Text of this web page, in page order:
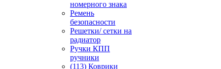
номерного знака
Ремень
безопасности
Решетки/ сетки на
радиатор
Ручки КПП
ручники
(113) Коврики